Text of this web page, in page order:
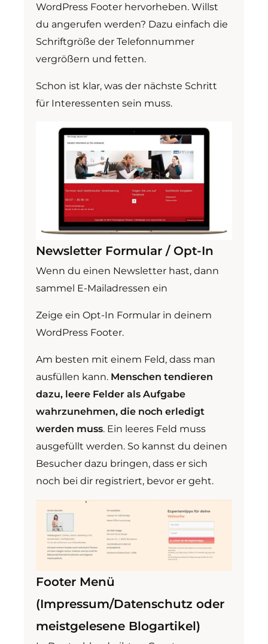
WordPress Footer hervorheben. Willst
du angerufen werden? Dazu einfach die
Schriftgröße der Telefonnummer
vergrößern und fetten.
Schon ist klar, was der nächste Schritt
für Interessenten sein muss.
Newsletter Formular / Opt-In
Wenn du einen Newsletter hast, dann
sammel E-Mailadressen ein
Zeige ein Opt-In Formular in deinem
WordPress Footer.
Am besten mit einem Feld, dass man
ausfüllen kann. Menschen tendieren
dazu, leere Felder als Aufgabe
wahrzunehmen, die noch erledigt
werden muss. Ein leeres Feld muss
ausgefüllt werden. So kannst du deinen
Besucher dazu bringen, dass er sich
noch bei dir registriert, bevor er geht.
Footer Menü
(Impressum/Datenschutz oder
meistgelesene Blogartikel)